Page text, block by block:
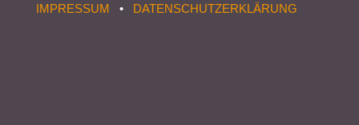
IMPRESSUM • DATENSCHUTZERKLÄRUNG